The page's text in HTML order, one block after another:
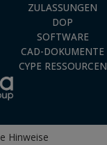
ZULASSUNGEN
DOP
SOFTWARE
CAD-DOKUMENTE
CYPE RESSOURCEN
Hinweise